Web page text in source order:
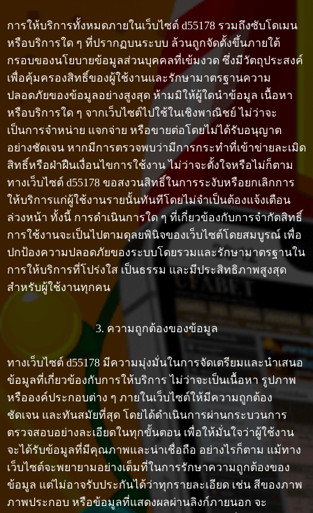
การให้บริการทั้งหมดภายในเว็บไซต์ d55178 รวมถึงซับโดเมน
หรือบริการใด ๆ ที่ปรากฏบนระบบ ล้วนถูกจัดตั้งขึ้นภายใต้
กรอบของนโยบายข้อมูลส่วนบุคคลที่เข้มงวด ซึ่งมีวัตถุประสงค์
เพื่อคุ้มครองสิทธิ์ของผู้ใช้งานและรักษามาตรฐานความ
ปลอดภัยของข้อมูลอย่างสูงสุด ห้ามมิให้ผู้ใดนำข้อมูล เนื้อหา
หรือบริการใด ๆ จากเว็บไซต์ไปใช้ในเชิงพาณิชย์ ไม่ว่าจะ
เป็นการจำหน่าย แจกจ่าย หรือขายต่อโดยไม่ได้รับอนุญาต
อย่างชัดเจน หากมีการตรวจพบว่ามีการกระทำที่เข้าข่ายละเมิด
สิทธิ์หรือฝ่าฝืนเงื่อนไขการใช้งาน ไม่ว่าจะตั้งใจหรือไม่ก็ตาม
ทางเว็บไซต์ d55178 ขอสงวนสิทธิ์ในการระงับหรือยกเลิกการ
ให้บริการแก่ผู้ใช้งานรายนั้นทันทีโดยไม่จำเป็นต้องแจ้งเตือน
ล่วงหน้า ทั้งนี้ การดำเนินการใด ๆ ที่เกี่ยวข้องกับการจำกัดสิทธิ์
การใช้งานจะเป็นไปตามดุลยพินิจของเว็บไซต์โดยสมบูรณ์ เพื่อ
ปกป้องความปลอดภัยของระบบโดยรวมและรักษามาตรฐานใน
การให้บริการที่โปร่งใส เป็นธรรม และมีประสิทธิภาพสูงสุด
สำหรับผู้ใช้งานทุกคน
3. ความถูกต้องของข้อมูล
ทางเว็บไซต์ d55178 มีความมุ่งมั่นในการจัดเตรียมและนำเสนอ
ข้อมูลที่เกี่ยวข้องกับการให้บริการ ไม่ว่าจะเป็นเนื้อหา รูปภาพ
หรือองค์ประกอบต่าง ๆ ภายในเว็บไซต์ให้มีความถูกต้อง
ชัดเจน และทันสมัยที่สุด โดยได้ดำเนินการผ่านกระบวนการ
ตรวจสอบอย่างละเอียดในทุกขั้นตอน เพื่อให้มั่นใจว่าผู้ใช้งาน
จะได้รับข้อมูลที่มีคุณภาพและน่าเชื่อถือ อย่างไรก็ตาม แม้ทาง
เว็บไซต์จะพยายามอย่างเต็มที่ในการรักษาความถูกต้องของ
ข้อมูล แต่ไม่อาจรับประกันได้ว่าทุกรายละเอียด เช่น สีของภาพ
ภาพประกอบ หรือข้อมูลที่แสดงผลผ่านลิงก์ภายนอก จะ